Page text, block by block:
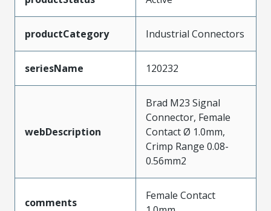
productCategory Industrial Connectors
seriesName 120232
webDescription
Brad M23 Signal
Connector, Female
Contact Ø 1.0mm,
Crimp Range 0.08-
0.56mm2
comments
Female Contact